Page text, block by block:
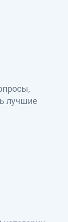
лучшие